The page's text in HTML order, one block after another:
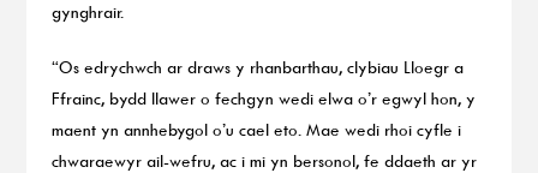
gynghrair.
“Os edrychwch ar draws y rhanbarthau, clybiau Lloegr a
Ffrainc, bydd llawer o fechgyn wedi elwa o’r egwyl hon, y
maent yn annhebygol o’u cael eto. Mae wedi rhoi cyfle i
chwaraewyr ail-wefru, ac i mi yn bersonol, fe ddaeth ar yr